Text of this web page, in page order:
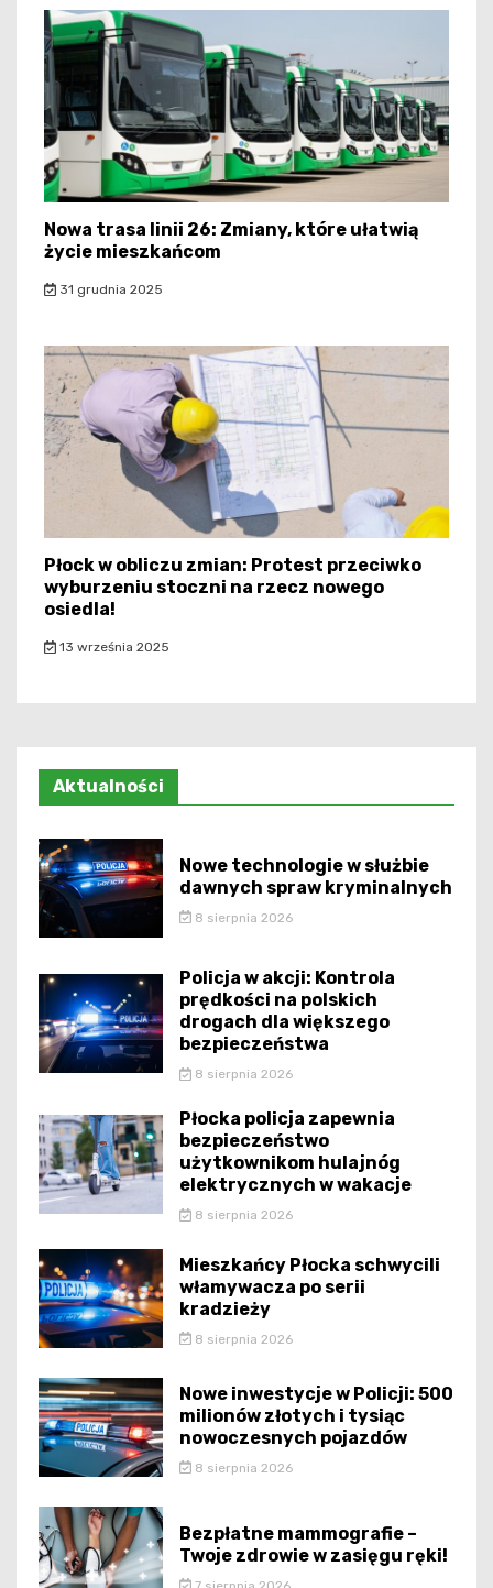
Nowa trasa linii 26: Zmiany, które ułatwią
życie mieszkańcom
31 grudnia 2025
Płock w obliczu zmian: Protest przeciwko
wyburzeniu stoczni na rzecz nowego
osiedla!
13 września 2025
Aktualności
Nowe technologie w służbie
dawnych spraw kryminalnych
8 sierpnia 2026
Policja w akcji: Kontrola
prędkości na polskich
drogach dla większego
bezpieczeństwa
8 sierpnia 2026
Płocka policja zapewnia
bezpieczeństwo
użytkownikom hulajnóg
elektrycznych w wakacje
8 sierpnia 2026
Mieszkańcy Płocka schwycili
włamywacza po serii
kradzieży
8 sierpnia 2026
Nowe inwestycje w Policji: 500
milionów złotych i tysiąc
nowoczesnych pojazdów
8 sierpnia 2026
Bezpłatne mammografie –
Twoje zdrowie w zasięgu ręki!